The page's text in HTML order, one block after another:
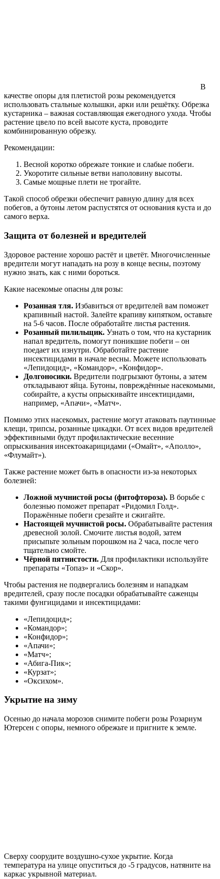
В
качестве опоры для плетистой розы рекомендуется
использовать стальные колышки, арки или решётку. Обрезка
кустарника – важная составляющая ежегодного ухода. Чтобы
растение цвело по всей высоте куста, проводите
комбинированную обрезку.
Рекомендации:
Весной коротко обрежьте тонкие и слабые побеги.
Укоротите сильные ветви наполовину высоты.
Самые мощные плети не трогайте.
Такой способ обрезки обеспечит равную длину для всех
побегов, а бутоны летом распустятся от основания куста и до
самого верха.
Защита от болезней и вредителей
Здоровое растение хорошо растёт и цветёт. Многочисленные
вредители могут нападать на розу в конце весны, поэтому
нужно знать, как с ними бороться.
Какие насекомые опасны для розы:
Розанная тля. Избавиться от вредителей вам поможет
крапивный настой. Залейте крапиву кипятком, оставьте
на 5-6 часов. После обработайте листья растения.
Розанный пилильщик. Узнать о том, что на кустарник
напал вредитель, помогут поникшие побеги – он
поедает их изнутри. Обработайте растение
инсектицидами в начале весны. Можете использовать
«Лепидоцид», «Командор», «Конфидор».
Долгоносики. Вредители подгрызают бутоны, а затем
откладывают яйца. Бутоны, повреждённые насекомыми,
собирайте, а кусты опрыскивайте инсектицидами,
например, «Апачи», «Матч».
Помимо этих насекомых, растение могут атаковать паутинные
клещи, трипсы, розанные цикадки. От всех видов вредителей
эффективными будут профилактические весенние
опрыскивания инсектоакарицидами («Омайт», «Аполло»,
«Флумайт»).
Также растение может быть в опасности из-за некоторых
болезней:
Ложной мучнистой росы (фитофтороза). В борьбе с
болезнью поможет препарат «Ридомил Голд».
Поражённые побеги срезайте и сжигайте.
Настоящей мучнистой росы. Обрабатывайте растения
древесной золой. Смочите листья водой, затем
присыпьте зольным порошком на 2 часа, после чего
тщательно смойте.
Чёрной пятнистости. Для профилактики используйте
препараты «Топаз» и «Скор».
Чтобы растения не подвергались болезням и нападкам
вредителей, сразу после посадки обрабатывайте саженцы
такими фунгицидами и инсектицидами:
«Лепидоцид»;
«Командор»;
«Конфидор»;
«Апачи»;
«Матч»;
«Абига-Пик»;
«Курзат»;
«Оксихом».
Укрытие на зиму
Осенью до начала морозов снимите побеги розы Розариум
Ютерсен с опоры, немного обрежьте и пригните к земле.
Сверху соорудите воздушно-сухое укрытие. Когда
температура на улице опуститься до -5 градусов, натяните на
каркас укрывной материал.